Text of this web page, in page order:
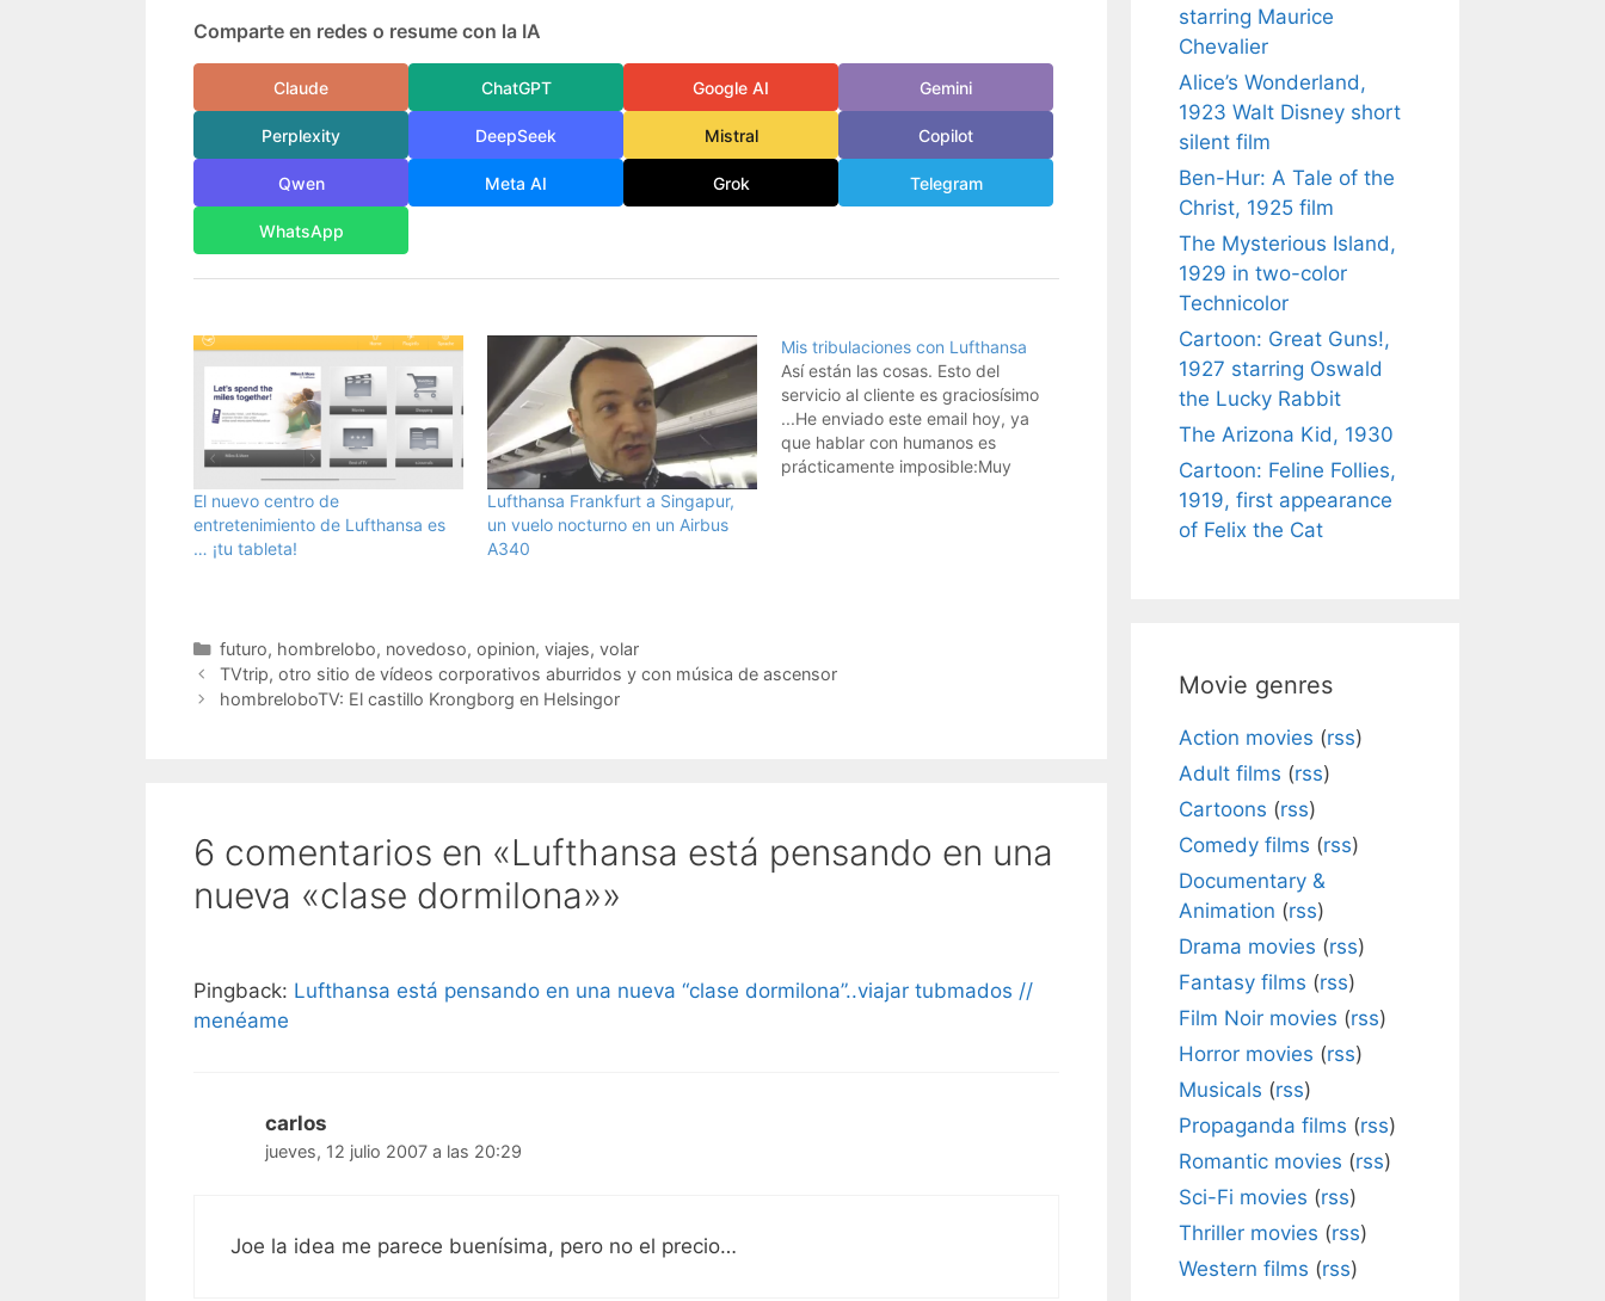
Comparte en redes o resume con la IA
Claude ChatGPT Google AI Gemini
Perplexity DeepSeek Mistral Copilot
Qwen Meta AI Grok Telegram
WhatsApp
El nuevo centro de
entretenimiento de Lufthansa es
… ¡tu tableta!
Lufthansa Frankfurt a Singapur,
un vuelo nocturno en un Airbus
A340
Mis tribulaciones con Lufthansa
Así están las cosas. Esto del
servicio al cliente es graciosísimo
...He enviado este email hoy, ya
que hablar con humanos es
prácticamente imposible:Muy
Categorías
futuro, hombrelobo, novedoso, opinion, viajes, volar
TVtrip, otro sitio de vídeos corporativos aburridos y con música de ascensor
hombreloboTV: El castillo Krongborg en Helsingor
6 comentarios en «Lufthansa está pensando en una
nueva «clase dormilona»»
Pingback: Lufthansa está pensando en una nueva “clase dormilona”..viajar tubmados //
menéame
carlos
jueves, 12 julio 2007 a las 20:29
Joe la idea me parece buenísima, pero no el precio…
starring Maurice
Chevalier
Alice’s Wonderland,
1923 Walt Disney short
silent film
Ben-Hur: A Tale of the
Christ, 1925 film
The Mysterious Island,
1929 in two-color
Technicolor
Cartoon: Great Guns!,
1927 starring Oswald
the Lucky Rabbit
The Arizona Kid, 1930
Cartoon: Feline Follies,
1919, first appearance
of Felix the Cat
Movie genres
Action movies (rss)
Adult films (rss)
Cartoons (rss)
Comedy films (rss)
Documentary &
Animation (rss)
Drama movies (rss)
Fantasy films (rss)
Film Noir movies (rss)
Horror movies (rss)
Musicals (rss)
Propaganda films (rss)
Romantic movies (rss)
Sci-Fi movies (rss)
Thriller movies (rss)
Western films (rss)